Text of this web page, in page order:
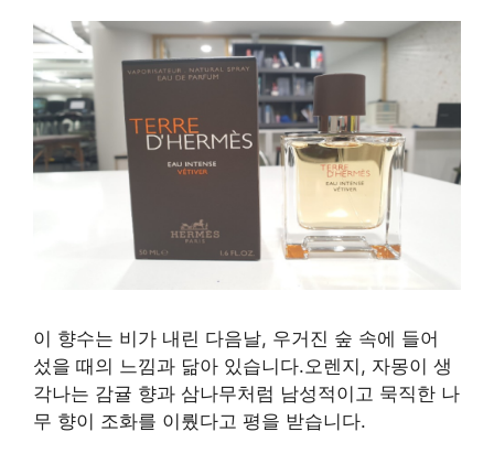
이 향수는 비가 내린 다음날, 우거진 숲 속에 들어
섰을 때의 느낌과 닮아 있습니다.오렌지, 자몽이 생
각나는 감귤 향과 삼나무처럼 남성적이고 묵직한 나
무 향이 조화를 이뤘다고 평을 받습니다.